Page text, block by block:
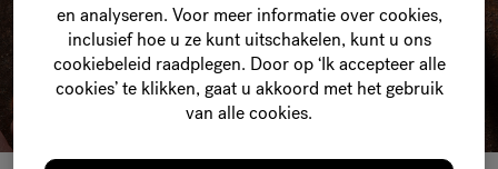
en analyseren. Voor meer informatie over cookies,
inclusief hoe u ze kunt uitschakelen, kunt u ons
cookiebeleid raadplegen. Door op ‘Ik accepteer alle
cookies’ te klikken, gaat u akkoord met het gebruik
van alle cookies.